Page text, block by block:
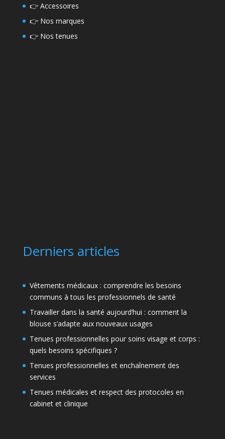
👉 Accessoires
👉 Nos marques
👉 Nos tenues
Derniers articles
Vêtements médicaux : comprendre les besoins
communs à tous les professionnels de santé
Travailler dans la santé aujourd’hui : comment la
blouse s’adapte aux nouveaux usages
Tenues professionnelles pour soins visage et corps :
quels besoins spécifiques ?
Tenues professionnelles et enchaînement des
services
Tenues médicales et respect des protocoles en
cabinet et clinique